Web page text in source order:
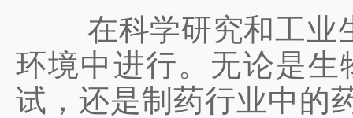
在科学研究和工业生
环境中进行。无论是
试，还是制药行业中的